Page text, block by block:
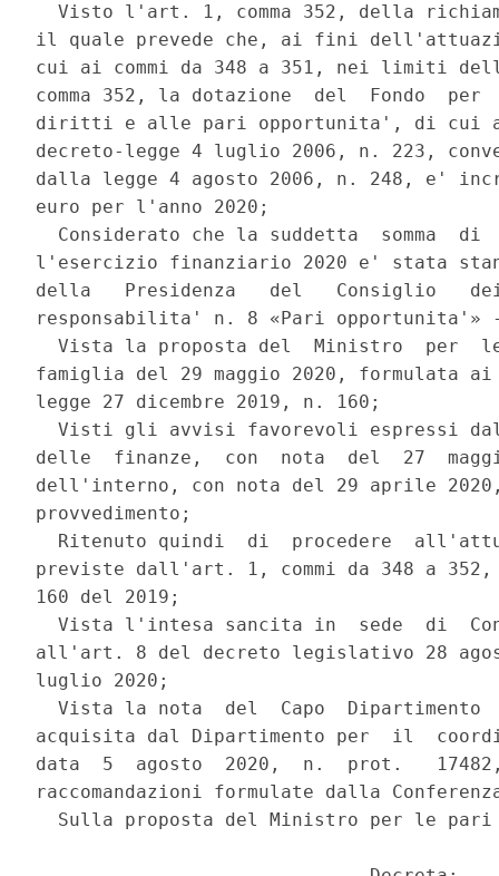
Visto l'art. 1, comma 352, della
il quale prevede che, ai fini
cui ai commi da 348 a 351, nei limiti
comma 352, la dotazione  del  Fondo
diritti e alle pari opportunita', di cui
decreto-legge 4 luglio 2006, n. 223,
dalla legge 4 agosto 2006, n. 248, e'
euro per l'anno 2020;
Considerato che la suddetta  somma  di
l'esercizio finanziario 2020 e' stata
della   Presidenza   del   Consiglio
responsabilita' n. 8 «Pari
Vista la proposta del  Ministro  per
famiglia del 29 maggio 2020, formulata
legge 27 dicembre 2019, n. 160;
Visti gli avvisi favorevoli espressi
delle  finanze,  con  nota  del  27
dell'interno, con nota del 29 aprile
provvedimento;
Ritenuto quindi  di  procedere
previste dall'art. 1, commi da 348 a
160 del 2019;
Vista l'intesa sancita in  sede  di
all'art. 8 del decreto legislativo 28
luglio 2020;
Vista la nota  del  Capo  Dipartimento
acquisita dal Dipartimento per  il
data  5  agosto  2020,  n.  prot.
raccomandazioni formulate dalla
Sulla proposta del Ministro per le